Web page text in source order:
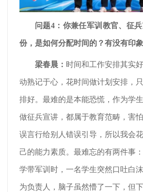
问题4：你兼任军训教官、征
份，是如何分配时间的？有没有印
梁春晨 ： 时间和工作安排其实
动熟记于心，花时间做计划安排，
排好。最难的是本能恐慌，作为学
做征兵宣讲，都属于教育范畴，害
误言行给别人错误引导，所以我会
己的能力素质。最难忘的有两件事
学带军训时，一名学生突然口吐白
为负责人，脑子虽然懵了一下，但